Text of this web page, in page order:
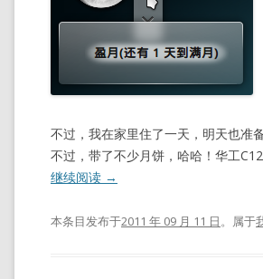
不过，我在家里住了一天，明天也准
不过，带了不少月饼，哈哈！华工
继续阅读 →
本条目发布于2011 年 09 月 11 日 。属于